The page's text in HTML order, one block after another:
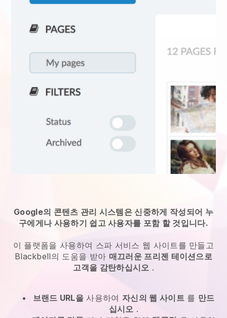
Google의 콘텐츠 관리 시스템은 신중하게 작성되어 누
구에게나 사용하기 쉽고 사용자를 포함 할 것입니다.
이 플랫폼을 사용하여 스파 서비스 웹 사이트를 만들고
Blackbell의 도움을 받아 매끄러운 프리젠 테이션으로
고객을 감탄하십시오 .
브랜드 URL을 사용하여 자신의 웹 사이트를 만드
십시오 .